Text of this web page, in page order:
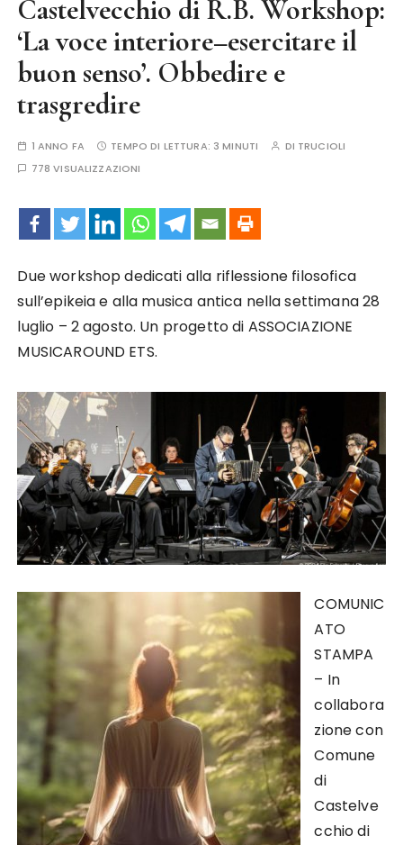
Castelvecchio di R.B. Workshop:
‘La voce interiore–esercitare il
buon senso’. Obbedire e
trasgredire
1 ANNO FA TEMPO DI LETTURA: 3 MINUTI DI TRUCIOLI
778 VISUALIZZAZIONI
Due workshop dedicati alla riflessione filosofica
sull’epikeia e alla musica antica nella settimana 28
luglio – 2 agosto. Un progetto di ASSOCIAZIONE
MUSICAROUND ETS.
COMUNIC
ATO
STAMPA
– In
collabora
zione con
Comune
di
Castelve
cchio di